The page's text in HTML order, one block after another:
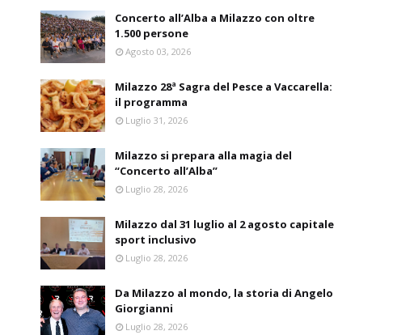
Concerto all’Alba a Milazzo con oltre
1.500 persone
Agosto 03, 2026
Milazzo 28ª Sagra del Pesce a Vaccarella:
il programma
Luglio 31, 2026
Milazzo si prepara alla magia del
“Concerto all’Alba”
Luglio 28, 2026
Milazzo dal 31 luglio al 2 agosto capitale
sport inclusivo
Luglio 28, 2026
Da Milazzo al mondo, la storia di Angelo
Giorgianni
Luglio 28, 2026